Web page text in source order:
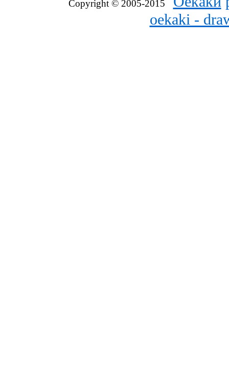
Copyright © 2005-2015
oekaki -